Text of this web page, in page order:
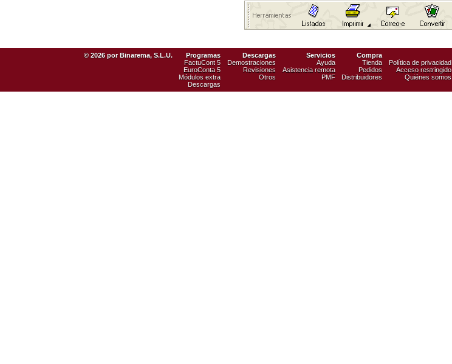
© 2026 por Binarema, S.L.U.
Programas
FactuCont 5
EuroConta 5
Módulos extra
Descargas
Descargas
Demostraciones
Revisiones
Otros
Servicios
Ayuda
Asistencia remota
PMF
Compra
Tienda
Pedidos
Distribuidores
Política de privacidad
Acceso restringido
Quiénes somos